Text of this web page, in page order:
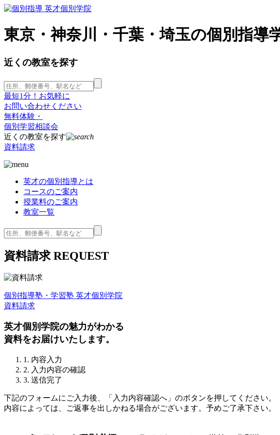
東京・神奈川・千葉・埼玉の個別指導
近くの教室を探す
最短1分！お気軽に
お問い合わせください
無料体験・
個別学習相談会
近くの教室を探す
資料請求
英才の個別指導とは
コースのご案内
授業料のご案内
教室一覧
資料請求 REQUEST
個別指導塾・学習塾 英才個別学院
資料請求
英才個別学院の魅力がわかる
資料をお届けいたします。
1. 内容入力
2. 入力内容の確認
3. 送信完了
下記のフォームにご入力後、「入力内容確認へ」のボタンを押してください。
内容によっては、ご返事を出しかねる場合がございます。予めご了承下さい。